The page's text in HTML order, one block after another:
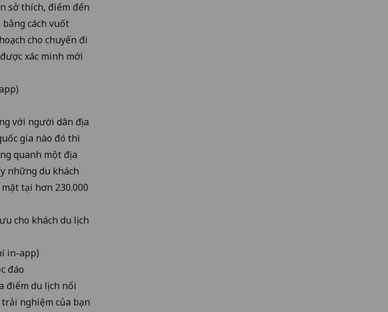
sở thích, điểm đến
cách vuốt
cho chuyến đi
xác minh mới
với người dân địa
gia nào đó thì
quanh một địa
những du khách
tại hơn 230.000
cho khách du lịch
in-app)
đáo
điểm du lịch nổi
nghiệm của bạn